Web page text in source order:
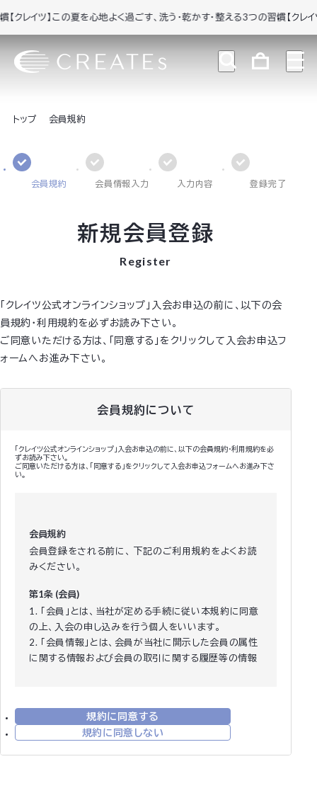
レイツ】この夏を心地よく過ごす、洗う・乾かす・整える3つの習慣【クレイツ
トップ 会員規約
会員規約 会員情報入力 入力内容 登録完了
新規会員登録
Register
「クレイツ公式オンラインショップ」入会お申込の前に、以下の会
員規約・利用規約を必ずお読み下さい。
ご同意いただける方は、「同意する」をクリックして入会お申込フ
ォームへお進み下さい。
会員規約について
「クレイツ公式オンラインショップ」入会お申込の前に、以下の会員規約・利用規約を必
ずお読み下さい。
ご同意いただける方は、「同意する」をクリックして入会お申込フォームへお進み下さ
い。
会員規約
会員登録をされる前に、 下記のご利用規約をよくお読
みください。
第1条 (会員)
1. 「会員」とは、当社が定める手続に従い本規約に同意
の上、入会の申し込みを行う個人をいいます。
2. 「会員情報」とは、会員が当社に開示した会員の属性
に関する情報および会員の取引に関する履歴等の情報
規約に同意しない
規約に同意する